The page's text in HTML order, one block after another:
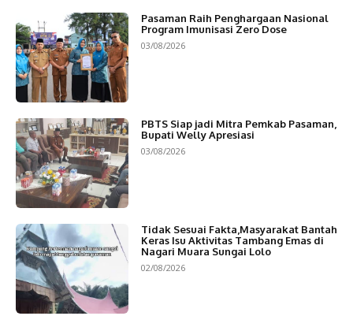
Pasaman Raih Penghargaan Nasional
Program Imunisasi Zero Dose
03/08/2026
PBTS Siap jadi Mitra Pemkab Pasaman,
Bupati Welly Apresiasi
03/08/2026
Tidak Sesuai Fakta,Masyarakat Bantah
Keras Isu Aktivitas Tambang Emas di
Nagari Muara Sungai Lolo
02/08/2026